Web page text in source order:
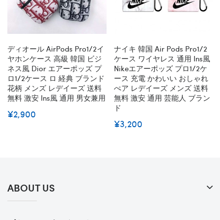
ディオール AirPods Pro1/2イ
ヤホンケース 高級 韓国 ビジ
ネス風 Dior エアーポッズ プ
ロ1/2ケース ロ 経典 ブランド
花柄 メンズ レデイーズ 送料
無料 激安 Ins風 通用 男女兼用
¥2,900
ナイキ 韓国 Air Pods Pro1/2
ケース ワイヤレス 通用 Ins風
Nikeエアーポッズ プロ1/2ケ
ース 充電 かわいい おしゃれ
ぺア レデイーズ メンズ 送料
無料 激安 通用 芸能人 ブラン
ド
¥3,200
ABOUT US